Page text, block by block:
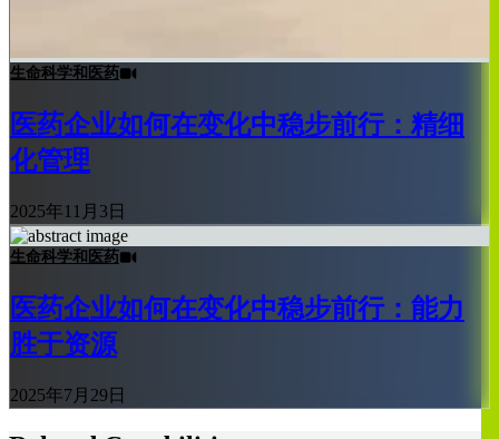
生命科学和医药
医药企业如何在变化中稳步前行：精细
化管理
2025年11月3日
生命科学和医药
医药企业如何在变化中稳步前行：能力
胜于资源
2025年7月29日